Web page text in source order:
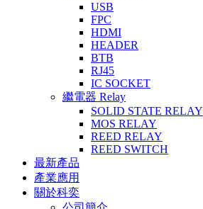
USB
FPC
HDMI
HEADER
BTB
RJ45
IC SOCKET
繼電器 Relay
SOLID STATE RELAY
MOS RELAY
REED RELAY
REED SWITCH
最新產品
產業應用
關於科奕